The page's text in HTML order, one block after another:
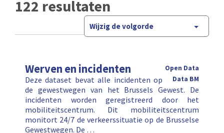
122 resultaten
Wijzig de volgorde
Werven en incidenten
Open Data
Data BM
Deze dataset bevat alle incidenten op
de gewestwegen van het Brussels Gewest. De
incidenten worden geregistreerd door het
mobiliteitscentrum. Dit mobiliteitscentrum
monitort 24/7 de verkeerssituatie op de Brusselse
Gewestwegen. De …